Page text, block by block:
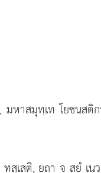
หาสมุทฺเท โยชนสติ
เสติ, ยถา จ สยํ เน